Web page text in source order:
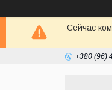
Сейчас
+380 (96)